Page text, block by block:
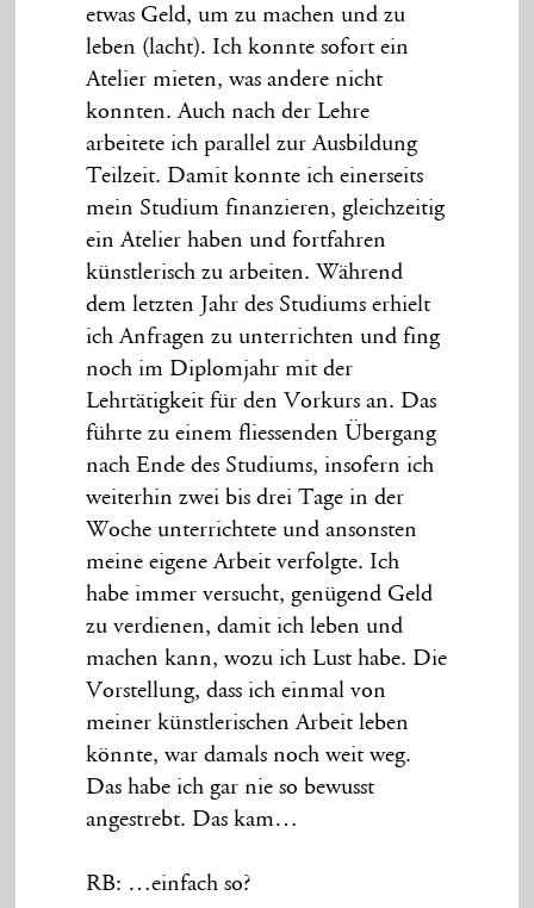
etwas Geld, um zu machen und zu
leben (lacht). Ich konnte sofort ein
Atelier mieten, was andere nicht
konnten. Auch nach der Lehre
arbeitete ich parallel zur Ausbildung
Teilzeit. Damit konnte ich einerseits
mein Studium finanzieren, gleichzeitig
ein Atelier haben und fortfahren
künstlerisch zu arbeiten. Während
dem letzten Jahr des Studiums erhielt
ich Anfragen zu unterrichten und fing
noch im Diplomjahr mit der
Lehrtätigkeit für den Vorkurs an. Das
führte zu einem fliessenden Übergang
nach Ende des Studiums, insofern ich
weiterhin zwei bis drei Tage in der
Woche unterrichtete und ansonsten
meine eigene Arbeit verfolgte. Ich
habe immer versucht, genügend Geld
zu verdienen, damit ich leben und
machen kann, wozu ich Lust habe. Die
Vorstellung, dass ich einmal von
meiner künstlerischen Arbeit leben
könnte, war damals noch weit weg.
Das habe ich gar nie so bewusst
angestrebt. Das kam…
RB: …einfach so?